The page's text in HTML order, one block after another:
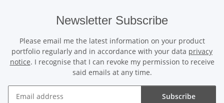
Newsletter Subscribe
Please email me the latest information on your product
portfolio regularly and in accordance with your data privacy
notice. I recognise that I can revoke my permission to receive
said emails at any time.
Subscribe